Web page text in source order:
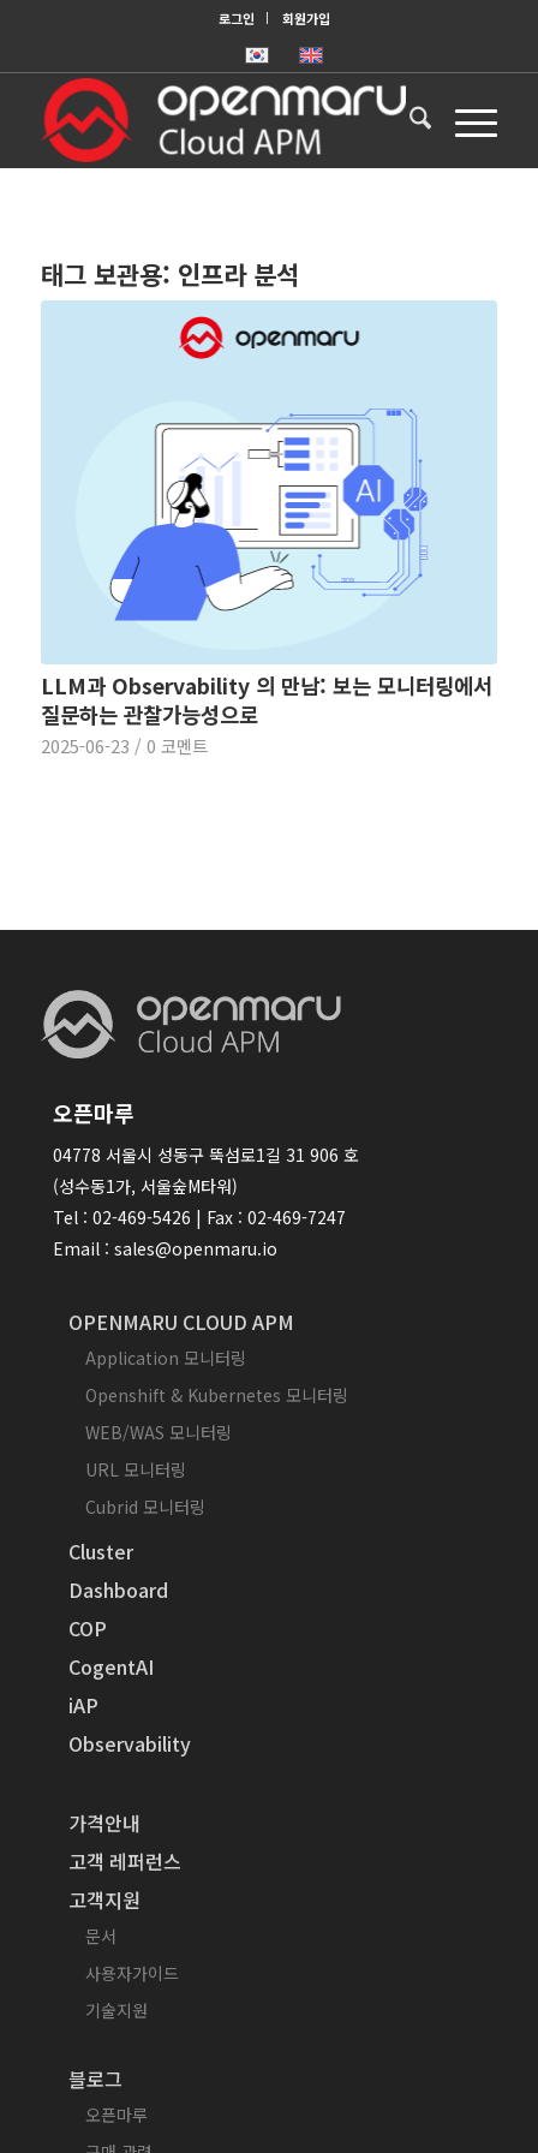
로그인 회원가입
태그 보관용: 인프라 분석
LLM과 Observability 의 만남: 보는 모니터링에서
질문하는 관찰가능성으로
2025-06-23 / 0 코멘트
오픈마루
04778 서울시 성동구 뚝섬로1길 31 906 호
(성수동1가, 서울숲M타워)
Tel : 02-469-5426 | Fax : 02-469-7247
Email : sales@openmaru.io
OPENMARU CLOUD APM
Application 모니터링
Openshift & Kubernetes 모니터링
WEB/WAS 모니터링
URL 모니터링
Cubrid 모니터링
Cluster
Dashboard
COP
CogentAI
iAP
Observability
가격안내
고객 레퍼런스
고객지원
문서
사용자가이드
기술지원
블로그
오픈마루